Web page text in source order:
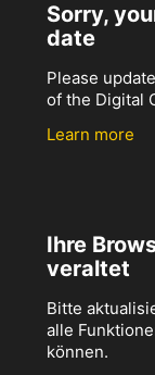
Sorry,
date
Please
of the Digital
Learn more
Ihre
veraltet
Bitte
alle
können.